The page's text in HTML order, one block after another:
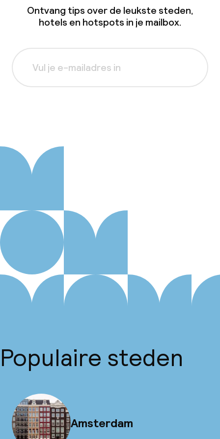
Ontvang tips over de leukste steden,
hotels en hotspots in je mailbox.
Populaire steden
Amsterdam